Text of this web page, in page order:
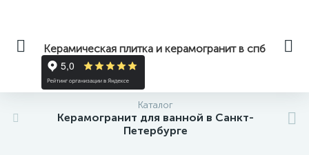
Керамическая плитка и керамогранит в спб
Каталог
Керамогранит для ванной в Санкт-
Петербурге